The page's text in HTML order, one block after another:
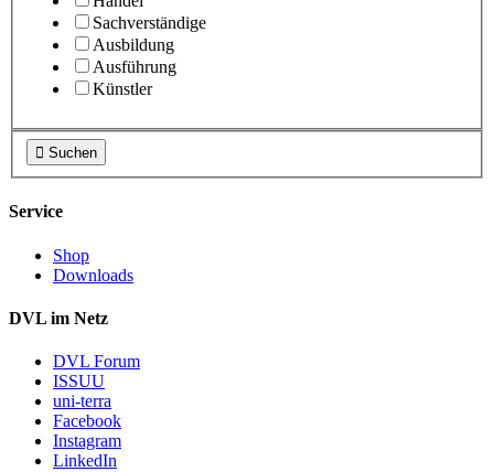
Sachverständige
Ausbildung
Ausführung
Künstler
 Suchen
Service
Shop
Downloads
DVL im Netz
DVL Forum
ISSUU
uni-terra
Facebook
Instagram
LinkedIn